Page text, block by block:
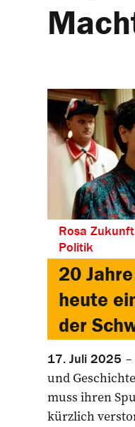
Rosa
Politik
20
heute
der
17. Juli 2025
und
muss ihren
kürzlich